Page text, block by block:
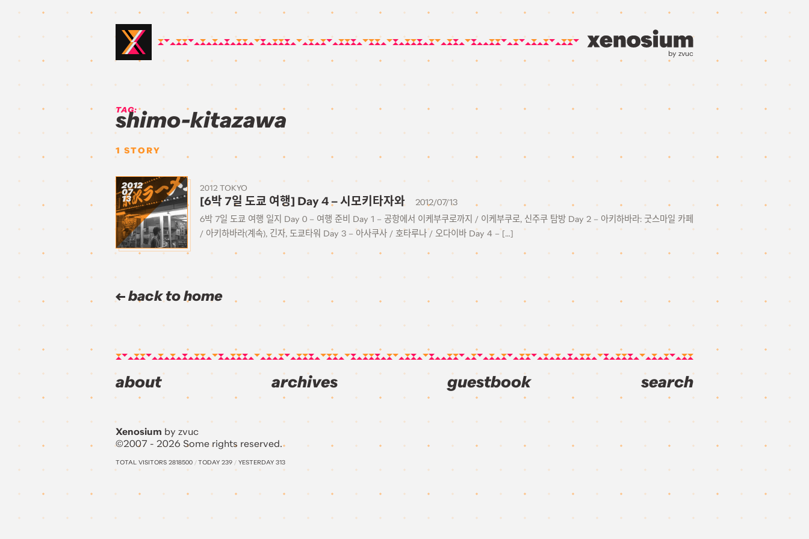
by zvuc
TAG:
shimo-kitazawa
1 STORY
2012
07
13
2012 TOKYO
[6박 7일 도쿄 여행] Day 4 – 시모키타자와
2012/07/13
6박 7일 도쿄 여행 일지 Day 0 – 여행 준비 Day 1 – 공항에서 이케부쿠로까지 / 이케부쿠로, 신주쿠 탐방 Day 2 – 아키하바라: 굿스마일 카페
/ 아키하바라(계속), 긴자, 도쿄타워 Day 3 – 아사쿠사 / 호타루나 / 오다이바 Day 4 – […]
back to home
about archives guestbook search
Xenosium by zvuc
©2007 - 2026 Some rights reserved.
TOTAL VISITORS 2818500 /TODAY 239 / YESTERDAY 313